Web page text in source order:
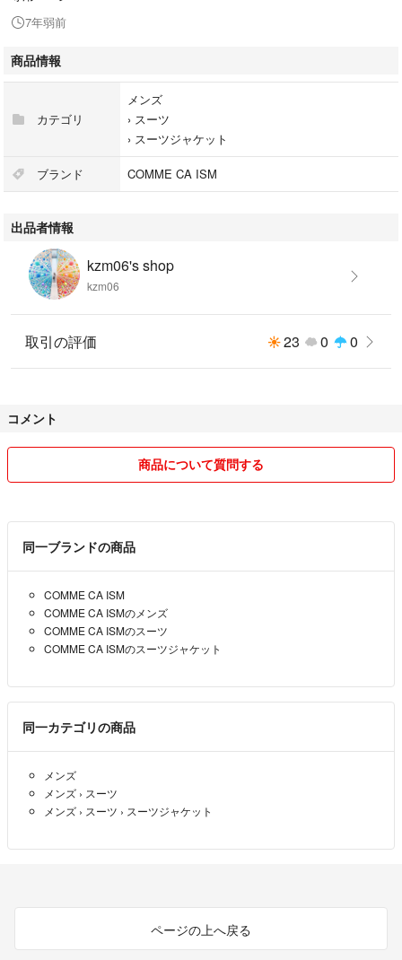
7年弱前
商品情報
カテゴリ
メンズ
› スーツ
› スーツジャケット
ブランド COMME CA ISM
出品者情報
kzm06's shop
kzm06
取引の評価 23 0 0
コメント
商品について質問する
同一ブランドの商品
COMME CA ISM
COMME CA ISMのメンズ
COMME CA ISMのスーツ
COMME CA ISMのスーツジャケット
同一カテゴリの商品
メンズ
メンズ › スーツ
メンズ › スーツ › スーツジャケット
ページの上へ戻る